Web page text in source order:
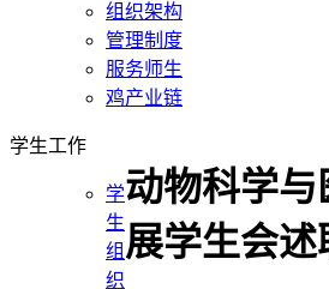
组织架构
管理制度
服务师生
鸡产业链
学生工作
学
生
组
织
动物科学
展学生会